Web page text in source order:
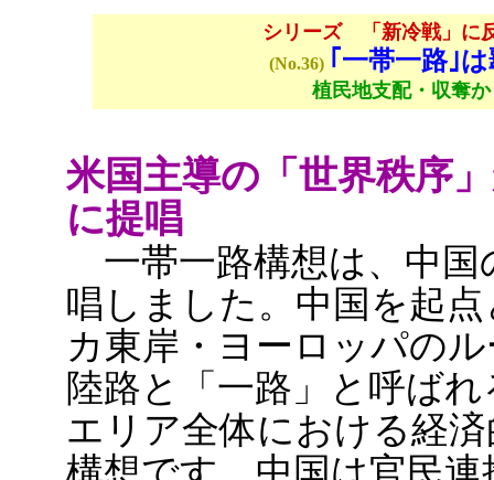
シリーズ 「新冷戦」に
(No.36) ｢一帯一路｣
植民地支配・収奪
米国主導の「世界秩序
に提唱
一帯一路構想は、中国
唱しました。中国を起
カ東岸・ヨーロッパの
陸路と「一路」と呼ば
エリア全体における経
構想です。中国は官民